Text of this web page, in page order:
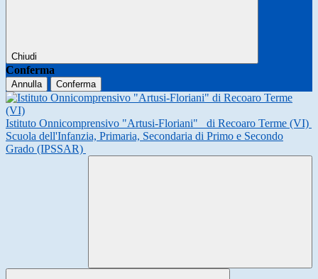
Chiudi
Conferma
Annulla Conferma
Istituto Onnicomprensivo "Artusi-Floriani"
di Recoaro Terme (VI)
Scuola dell'Infanzia, Primaria, Secondaria di Primo e Secondo
Grado (IPSSAR)